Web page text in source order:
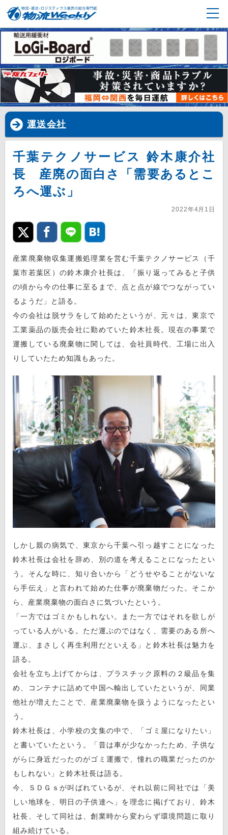
運送会社
千葉テクノサービス 鈴木康介社
長 産廃の面白さ「需要あるとこ
ろへ運ぶ」
2022年4月1日
産業廃棄物収集運搬処理業を営む千葉テクノサービス（千
葉市若葉区）の鈴木康介社長は、「振り返ってみると子供
の頃から今の仕事に至るまで、点と点が線でつながってい
るようだ」と語る。
今の会社は脱サラをして始めたというが、元々は、東京で
工業薬品の販売会社に勤めていた鈴木社長。現在の事業で
運搬している廃棄物に関しては、会社員時代、工場に出入
りしていたため知識もあった。
しかし親の病気で、東京から千葉へ引っ越すことになった
鈴木社長は会社を辞め、別の道を考えることになったとい
う。そんな時に、知り合いから「どうせやることがないな
ら手伝え」と言われて始めた仕事が廃棄物だった。そこか
ら、産業廃棄物の面白さに気づいたという。
「一方ではゴミかもしれない。また一方ではそれを欲しが
っている人がいる。ただ運ぶのではなく、需要のある所へ
運ぶ、まさしく再生利用だといえる」と鈴木社長は魅力を
語る。
会社を立ち上げてからは、プラスチック原料の２級品を集
め、コンテナに詰めて中国へ輸出していたというが、同業
他社が増えたことで、産業廃棄物を扱うようになったとい
う。
鈴木社長は、小学校の文集の中で、「ゴミ屋になりたい」
と書いていたという。「昔は車が少なかったため、子供な
がらに身近だったのがゴミ運搬で、憧れの職業だったのか
もしれない」と鈴木社長は語る。
今、ＳＤＧｓが叫ばれているが、それ以前に同社では「美
しい地球を、明日の子供達へ」を理念に掲げており、鈴木
社長、そして同社は、創業時から変わらず環境問題に取り
組み続けている。